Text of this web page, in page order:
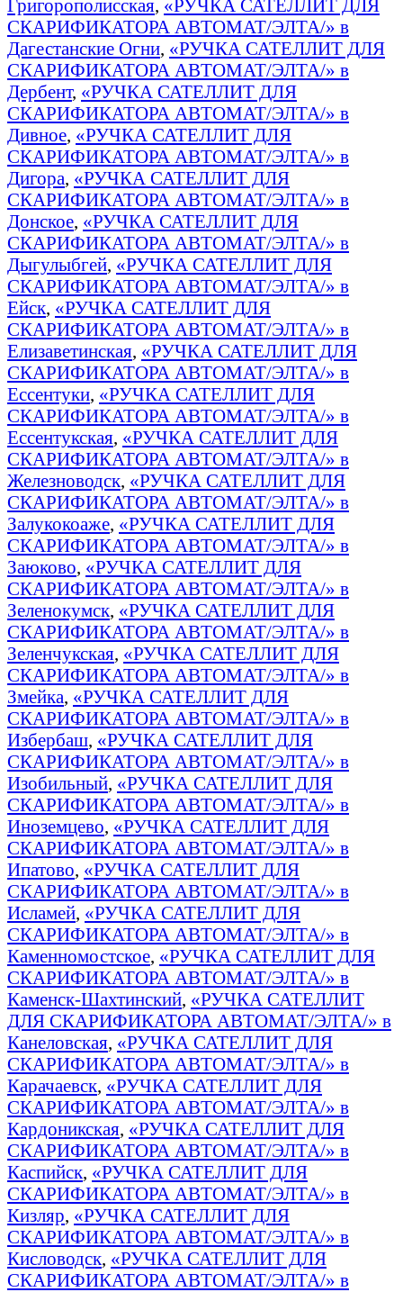
Григорополисская, «РУЧКА САТЕЛЛИТ ДЛЯ
СКАРИФИКАТОРА АВТОМАТ/ЭЛТА/» в
Дагестанские Огни, «РУЧКА САТЕЛЛИТ ДЛЯ
СКАРИФИКАТОРА АВТОМАТ/ЭЛТА/» в
Дербент, «РУЧКА САТЕЛЛИТ ДЛЯ
СКАРИФИКАТОРА АВТОМАТ/ЭЛТА/» в
Дивное, «РУЧКА САТЕЛЛИТ ДЛЯ
СКАРИФИКАТОРА АВТОМАТ/ЭЛТА/» в
Дигора, «РУЧКА САТЕЛЛИТ ДЛЯ
СКАРИФИКАТОРА АВТОМАТ/ЭЛТА/» в
Донское, «РУЧКА САТЕЛЛИТ ДЛЯ
СКАРИФИКАТОРА АВТОМАТ/ЭЛТА/» в
Дыгулыбгей, «РУЧКА САТЕЛЛИТ ДЛЯ
СКАРИФИКАТОРА АВТОМАТ/ЭЛТА/» в
Ейск, «РУЧКА САТЕЛЛИТ ДЛЯ
СКАРИФИКАТОРА АВТОМАТ/ЭЛТА/» в
Елизаветинская, «РУЧКА САТЕЛЛИТ ДЛЯ
СКАРИФИКАТОРА АВТОМАТ/ЭЛТА/» в
Ессентуки, «РУЧКА САТЕЛЛИТ ДЛЯ
СКАРИФИКАТОРА АВТОМАТ/ЭЛТА/» в
Ессентукская, «РУЧКА САТЕЛЛИТ ДЛЯ
СКАРИФИКАТОРА АВТОМАТ/ЭЛТА/» в
Железноводск, «РУЧКА САТЕЛЛИТ ДЛЯ
СКАРИФИКАТОРА АВТОМАТ/ЭЛТА/» в
Залукокоаже, «РУЧКА САТЕЛЛИТ ДЛЯ
СКАРИФИКАТОРА АВТОМАТ/ЭЛТА/» в
Заюково, «РУЧКА САТЕЛЛИТ ДЛЯ
СКАРИФИКАТОРА АВТОМАТ/ЭЛТА/» в
Зеленокумск, «РУЧКА САТЕЛЛИТ ДЛЯ
СКАРИФИКАТОРА АВТОМАТ/ЭЛТА/» в
Зеленчукская, «РУЧКА САТЕЛЛИТ ДЛЯ
СКАРИФИКАТОРА АВТОМАТ/ЭЛТА/» в
Змейка, «РУЧКА САТЕЛЛИТ ДЛЯ
СКАРИФИКАТОРА АВТОМАТ/ЭЛТА/» в
Избербаш, «РУЧКА САТЕЛЛИТ ДЛЯ
СКАРИФИКАТОРА АВТОМАТ/ЭЛТА/» в
Изобильный, «РУЧКА САТЕЛЛИТ ДЛЯ
СКАРИФИКАТОРА АВТОМАТ/ЭЛТА/» в
Иноземцево, «РУЧКА САТЕЛЛИТ ДЛЯ
СКАРИФИКАТОРА АВТОМАТ/ЭЛТА/» в
Ипатово, «РУЧКА САТЕЛЛИТ ДЛЯ
СКАРИФИКАТОРА АВТОМАТ/ЭЛТА/» в
Исламей, «РУЧКА САТЕЛЛИТ ДЛЯ
СКАРИФИКАТОРА АВТОМАТ/ЭЛТА/» в
Каменномостское, «РУЧКА САТЕЛЛИТ ДЛЯ
СКАРИФИКАТОРА АВТОМАТ/ЭЛТА/» в
Каменск-Шахтинский, «РУЧКА САТЕЛЛИТ
ДЛЯ СКАРИФИКАТОРА АВТОМАТ/ЭЛТА/» в
Канеловская, «РУЧКА САТЕЛЛИТ ДЛЯ
СКАРИФИКАТОРА АВТОМАТ/ЭЛТА/» в
Карачаевск, «РУЧКА САТЕЛЛИТ ДЛЯ
СКАРИФИКАТОРА АВТОМАТ/ЭЛТА/» в
Кардоникская, «РУЧКА САТЕЛЛИТ ДЛЯ
СКАРИФИКАТОРА АВТОМАТ/ЭЛТА/» в
Каспийск, «РУЧКА САТЕЛЛИТ ДЛЯ
СКАРИФИКАТОРА АВТОМАТ/ЭЛТА/» в
Кизляр, «РУЧКА САТЕЛЛИТ ДЛЯ
СКАРИФИКАТОРА АВТОМАТ/ЭЛТА/» в
Кисловодск, «РУЧКА САТЕЛЛИТ ДЛЯ
СКАРИФИКАТОРА АВТОМАТ/ЭЛТА/» в